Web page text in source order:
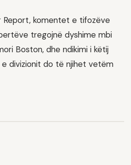
Report, komentet e tifozëve
tregojnë dyshime mbi
Boston, dhe ndikimi i këtij
divizionit do të njihet vetëm